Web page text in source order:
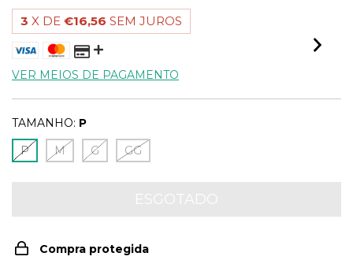
3 X DE €16,56 SEM JUROS
VER MEIOS DE PAGAMENTO
TAMANHO: P
P
M G GG
Compra protegida